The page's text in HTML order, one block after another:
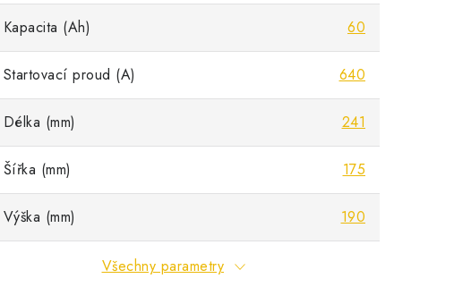
Kapacita (Ah) 60
Startovací proud (A) 640
Délka (mm) 241
Šířka (mm) 175
Výška (mm) 190
Všechny parametry